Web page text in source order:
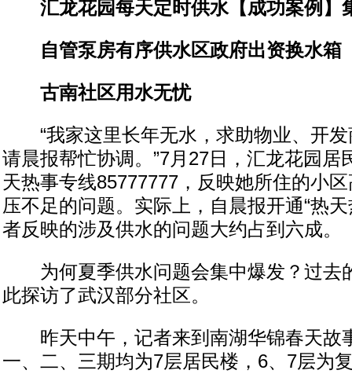
汇龙花园每天定时供水【成功案例】
自管泵房有序供水区政府出资换水箱
古南社区用水无忧
“我家这里长年无水，求助物业、开发
请晨报帮忙协调。”7月27日，汇龙花园居
天热事专线85777777，反映她所住的小
压不足的问题。实际上，自晨报开通“热
者反映的涉及供水的问题大约占到六成。
为何夏季供水问题会集中爆发？过去
此探访了武汉部分社区。
昨天中午，记者来到南湖华锦春天故
一、二、三期均为7层居民楼，6、7层为